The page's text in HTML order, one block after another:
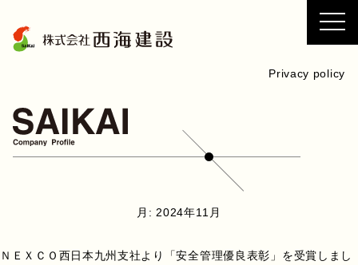
Privacy policy
月: 2024年11月
ＮＥＸＣＯ西日本九州支社より「安全管理優良表彰」を受賞しまし